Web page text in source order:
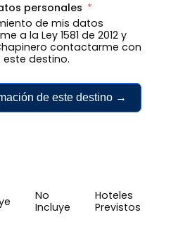
personales
de mis datos
a la Ley 1581 de 2012 y
contactarme con
destino.
de este destino →
No
Incluye
Hoteles
Previstos